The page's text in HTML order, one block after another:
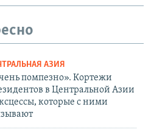
АЗИЯ
помпезно». Кортежи
в Центральной Азии
которые с ними